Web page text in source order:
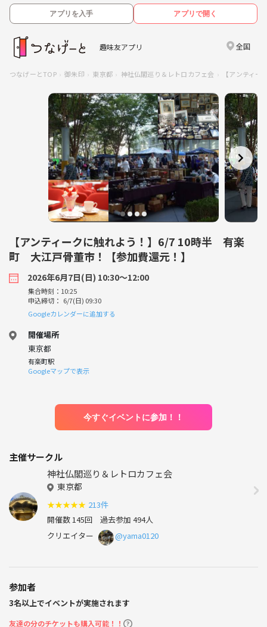
アプリを入手 アプリで開く
趣味友アプリ 全国
つなげーとTOP 御朱印 東京都 神社仏閣巡り＆レトロカフェ会 【アンティ
【アンティークに触れよう！】6/7 10時半 有楽
町 大江戸骨董市！【参加費還元！】
2026年6月7日(日) 10:30〜12:00
集合時刻：10:25
申込締切： 6/7(日) 09:30
Googleカレンダーに追加する
開催場所
東京都
有楽町駅
Googleマップで表示
今すぐイベントに参加！！
主催サークル
神社仏閣巡り＆レトロカフェ会
東京都
★★★★★ 213件
開催数 145回 過去参加 494人
クリエイター
@yama0120
参加者
3名以上でイベントが実施されます
友達の分のチケットも購入可能！！